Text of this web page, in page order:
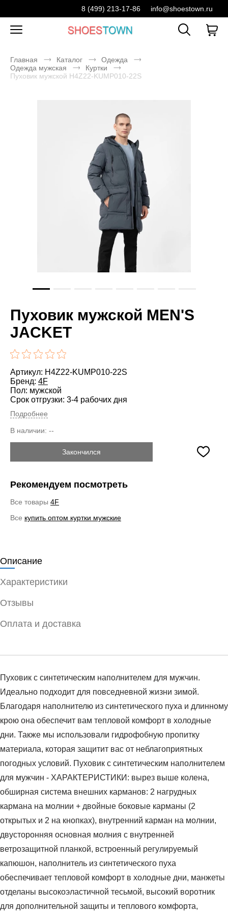
8 (499) 213-17-86 info@shoestown.ru
Главная Каталог
Одежда
Одежда мужская
Куртки
Пуховик мужской H4Z22-KUMP010-22S
Пуховик мужской MEN'S
JACKET
Артикул: H4Z22-KUMP010-22S
Бренд: 4F
Пол: мужской
Срок отгрузки: 3-4 рабочих дня
Подробнее
В наличии: --
Закончился
Рекомендуем посмотреть
Все товары 4F
Все купить оптом куртки мужские
Описание
Характеристики
Отзывы
Оплата и доставка
Пуховик с синтетическим наполнителем для мужчин.
Идеально подходит для повседневной жизни зимой.
Благодаря наполнителю из синтетического пуха и длинному
крою она обеспечит вам тепловой комфорт в холодные
дни. Также мы использовали гидрофобную пропитку
материала, которая защитит вас от неблагоприятных
погодных условий. Пуховик с синтетическим наполнителем
для мужчин - ХАРАКТЕРИСТИКИ: вырез выше колена,
обширная система внешних карманов: 2 нагрудных
кармана на молнии + двойные боковые карманы (2
открытых и 2 на кнопках), внутренний карман на молнии,
двусторонняя основная молния с внутренней
ветрозащитной планкой, встроенный регулируемый
капюшон, наполнитель из синтетического пуха
обеспечивает тепловой комфорт в холодные дни, манжеты
отделаны высокоэластичной тесьмой, высокий воротник
для дополнительной защиты и теплового комфорта,